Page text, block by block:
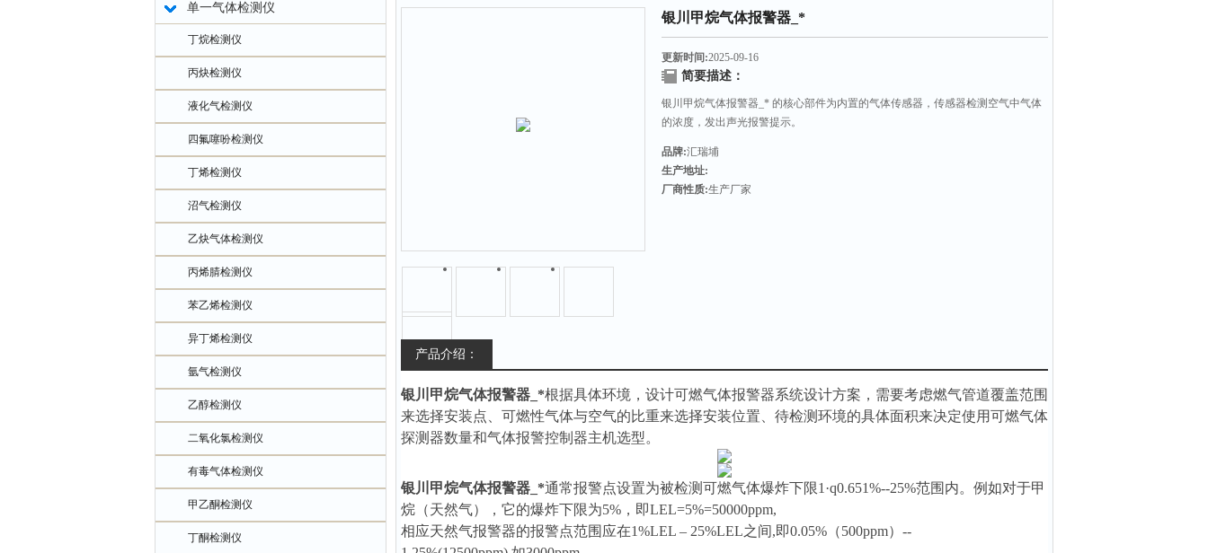
单一气体检测仪
丁烷检测仪
丙炔检测仪
液化气检测仪
四氟噻吩检测仪
丁烯检测仪
沼气检测仪
乙炔气体检测仪
丙烯腈检测仪
苯乙烯检测仪
异丁烯检测仪
氩气检测仪
乙醇检测仪
二氧化氯检测仪
有毒气体检测仪
甲乙酮检测仪
丁酮检测仪
银川甲烷气体报警器_*
更新时间:2025-09-16
简要描述：
银川甲烷气体报警器_* 的核心部件为内置的气体传感器，传感器检测空气中气体
的浓度，发出声光报警提示。
品牌:汇瑞埔
生产地址:
厂商性质:生产厂家
产品介绍：
银川甲烷气体报警器_*根据具体环境，设计可燃气体报警器系统设计方案，需要考虑燃气管道覆盖范围
来选择安装点、可燃性气体与空气的比重来选择安装位置、待检测环境的具体面积来决定使用可燃气体
探测器数量和气体报警控制器主机选型。
银川甲烷气体报警器_*通常报警点设置为被检测可燃气体爆炸下限1·q0.651%--25%范围内。例如对于甲
烷（天然气），它的爆炸下限为5%，即LEL=5%=50000ppm,
相应天然气报警器的报警点范围应在1%LEL – 25%LEL之间,即0.05%（500ppm）--